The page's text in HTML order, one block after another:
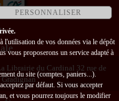
Librairie du Cardinal 32 rue de
PERSONNALISER
l'utilisation de vos données via le dépôt
vous proposerons un service adapté à
du site (comptes, paniers...).
par défaut. Si vous accepter
et vous pourrez toujours le modifier